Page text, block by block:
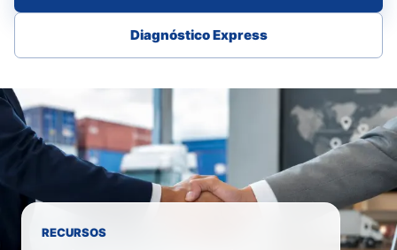
Diagnóstico Express
RECURSOS